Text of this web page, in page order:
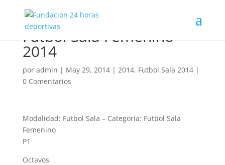
Futbol Sala Femenino
2014
por admin | May 29, 2014| 2014, Futbol Sala 2014|
0 Comentarios
Modalidad: Futbol Sala – Categoria: Futbol Sala
Femenino
P1
Octavos